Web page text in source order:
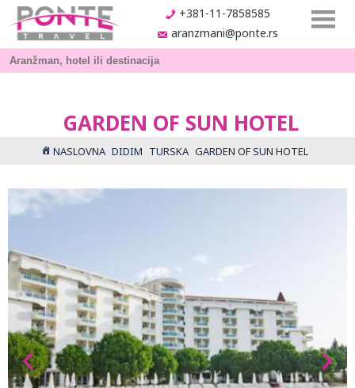
+381-11-7858585
aranzmani@ponte.rs
GARDEN OF SUN HOTEL
NASLOVNA DIDIM TURSKA GARDEN OF SUN HOTEL